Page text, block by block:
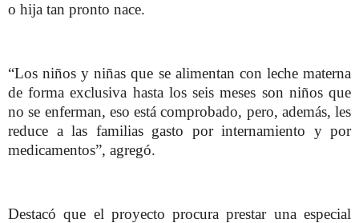
o hija tan pronto nace.
“Los niños y niñas que se alimentan con leche materna
de forma exclusiva hasta los seis meses son niños que
no se enferman, eso está comprobado, pero, además, les
reduce a las familias gasto por internamiento y por
medicamentos”, agregó.
Destacó que el proyecto procura prestar una especial